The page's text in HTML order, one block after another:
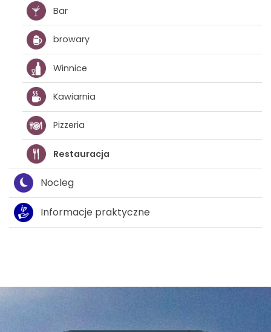
Bar
browary
Winnice
Kawiarnia
Pizzeria
Restauracja
Nocleg
Informacje praktyczne